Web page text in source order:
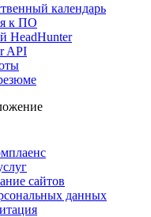
календарь
к ПО
HeadHunter
API
сайтов
данных